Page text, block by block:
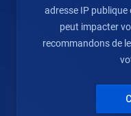
adresse IP
peut impacter
recommandons de